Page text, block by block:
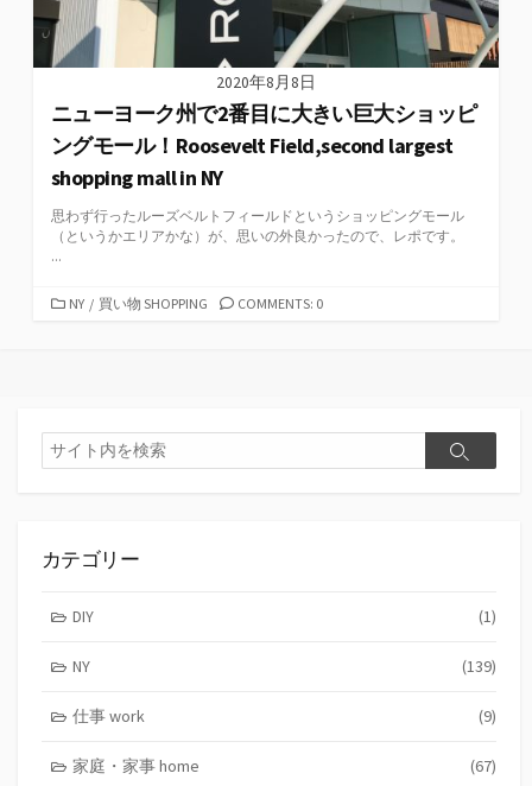
2020年8月8日
ニューヨーク州で2番目に大きい巨大ショッピ
ングモール！Roosevelt Field,second largest
shopping mall in NY
思わず行ったルーズベルトフィールドというショッピングモール
（というかエリアかな）が、思いの外良かったので、レポです。
...
カNY / 買い物 SHOPPING COMMENTS: 0
検
索
検
カテゴリー
DIY (1)
NY (139)
仕事 work (9)
家庭・家事 home (67)